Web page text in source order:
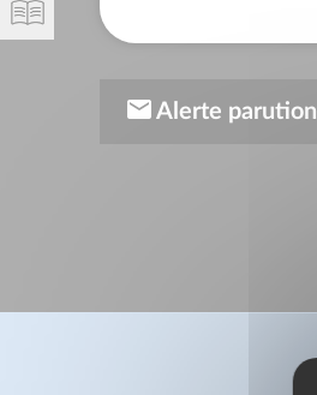
Alerte parution